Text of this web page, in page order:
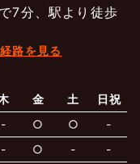
らせ
クス
について
問
7分、駅より徒歩
路を見る
金 土
日祝
- ○ ○
-
- ○ - -